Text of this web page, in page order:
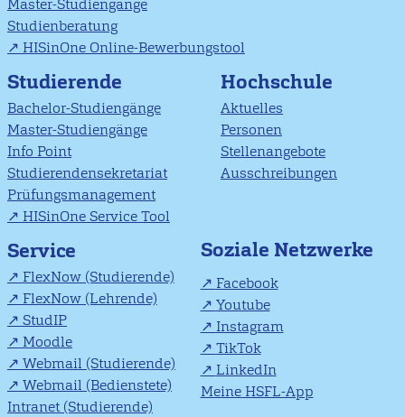
Master-Studiengänge
Studienberatung
HISinOne Online-Bewerbungstool
Studierende
Bachelor-Studiengänge
Master-Studiengänge
Info Point
Studierendensekretariat
Prüfungsmanagement
HISinOne Service Tool
Hochschule
Aktuelles
Personen
Stellenangebote
Ausschreibungen
Service
FlexNow (Studierende)
FlexNow (Lehrende)
StudIP
Moodle
Webmail (Studierende)
Webmail (Bedienstete)
Intranet (Studierende)
Soziale Netzwerke
Facebook
Youtube
Instagram
TikTok
LinkedIn
Meine HSFL-App